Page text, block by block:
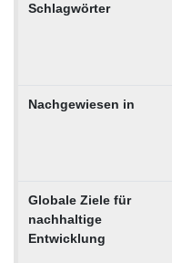
Schlagwörter
Nachgewiesen in
Globale Ziele für
nachhaltige
Entwicklung